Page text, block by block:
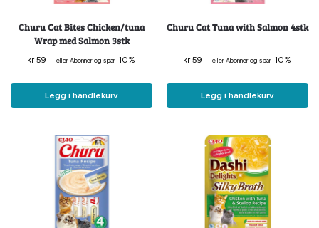
Churu Cat Bites Chicken/tuna
Wrap med Salmon 3stk
kr 59 —eller Abonner og spar 10%
Legg i handlekurv
Churu Cat Tuna with Salmon 4stk
kr 59 —eller Abonner og spar 10%
Legg i handlekurv